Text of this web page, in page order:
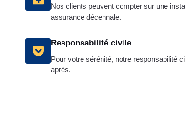
Nos clients peuvent compter sur une
assurance décennale.
Responsabilité civile
Pour votre sérénité, notre responsabilité
après.